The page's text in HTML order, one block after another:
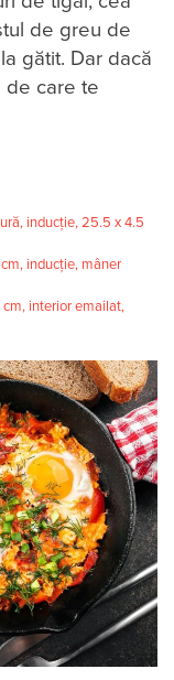
de greu de
gătit. Dar dacă
de care te
inducție, 25.5 x 4.5
inducție, mâner
interior emailat,